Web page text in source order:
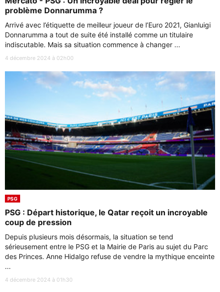
problème Donnarumma ?
Arrivé avec l’étiquette de meilleur joueur de l’Euro 2021, Gianluigi
Donnarumma a tout de suite été installé comme un titulaire
indiscutable. Mais sa situation commence à changer ...
4 décembre 2024 à 02h00
PSG
PSG : Départ historique, le Qatar reçoit un incroyable
coup de pression
Depuis plusieurs mois désormais, la situation se tend
sérieusement entre le PSG et la Mairie de Paris au sujet du Parc
des Princes. Anne Hidalgo refuse de vendre la mythique enceinte
...
4 décembre 2024 à 01h30